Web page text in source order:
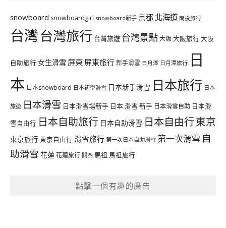
snowboard snowboardgirl snowboard新手 京都 北海道 南投旅行
台灣台灣旅行 台灣旅遊 台灣景點大阪大阪旅行大阪
自助旅行 女生滑雪 屏東 屏東旅行新手滑雪 日月潭 日月潭旅行 日
本 日本snowboard 日本初學滑雪 日本新手滑雪 日本旅行 日本
旅遊 日本滑雪 日本滑雪場新手 日本 滑雪 新手 日本滑雪自助 日本滑
雪自由行 日本自助旅行 日本自助滑雪 日本自由行東京
東京旅行 東京自由行 滑雪旅行 第一次日本自助滑雪 第一次滑雪 自
助滑雪 花蓮花蓮旅行 關西 馬祖 馬祖旅行
點擊一個有趣的廣告